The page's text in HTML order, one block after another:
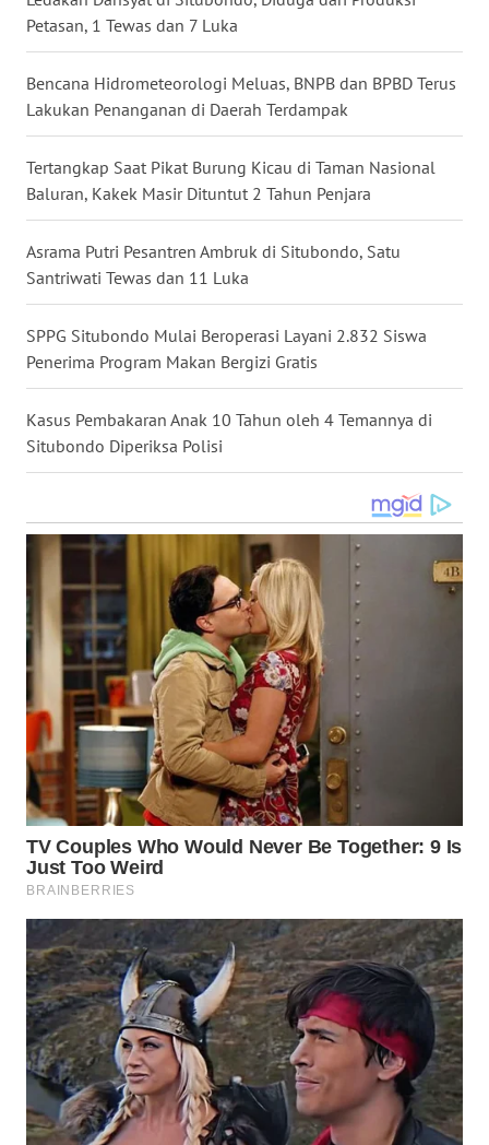
Petasan, 1 Tewas dan 7 Luka
Bencana Hidrometeorologi Meluas, BNPB dan BPBD Terus
Lakukan Penanganan di Daerah Terdampak
Tertangkap Saat Pikat Burung Kicau di Taman Nasional
Baluran, Kakek Masir Dituntut 2 Tahun Penjara
Asrama Putri Pesantren Ambruk di Situbondo, Satu
Santriwati Tewas dan 11 Luka
SPPG Situbondo Mulai Beroperasi Layani 2.832 Siswa
Penerima Program Makan Bergizi Gratis
Kasus Pembakaran Anak 10 Tahun oleh 4 Temannya di
Situbondo Diperiksa Polisi
WN
BABEL
WN
SUMBAR
WN
SUMSEL
WN
WN
WN
JATENG
NUSANTARA
JOGJA
JATIM
WN
BALI
WN
KALBAR
WN
KALTENG
WN
KALTARA
WN
KALSEL